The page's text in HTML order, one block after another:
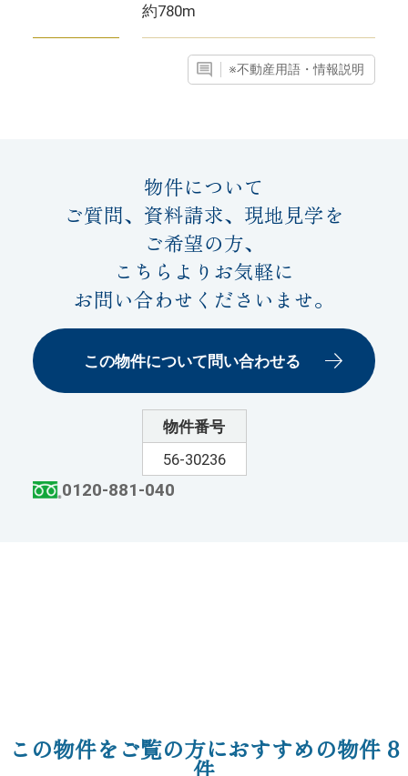
約780m
※不動産用語・情報説明
物件について
ご質問、資料請求、現地見学を
ご希望の方、
こちらよりお気軽に
お問い合わせくださいませ。
この物件について問い合わせる
物件番号
56-30236
0120-881-040
この物件をご覧の方におすすめの物件 8
件